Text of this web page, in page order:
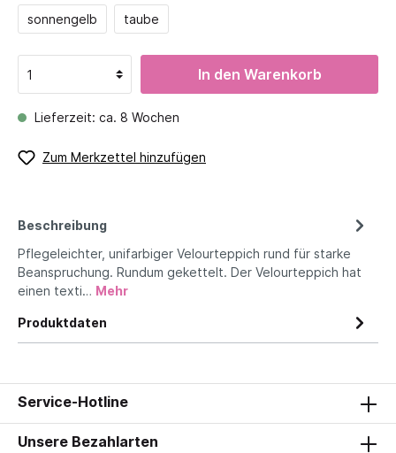
sonnengelb taube
In den Warenkorb
Lieferzeit: ca. 8 Wochen
Zum Merkzettel hinzufügen
Beschreibung
Pflegeleichter, unifarbiger Velourteppich rund für starke
Beanspruchung. Rundum gekettelt. Der Velourteppich hat
einen texti… Mehr
Produktdaten
Service-Hotline
Unsere Bezahlarten